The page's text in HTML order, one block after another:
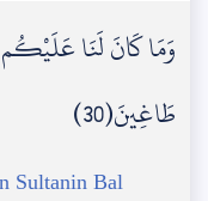
وَمَا كَانَ لَنَا
طَاغِينَ(30)
Sultanin Bal